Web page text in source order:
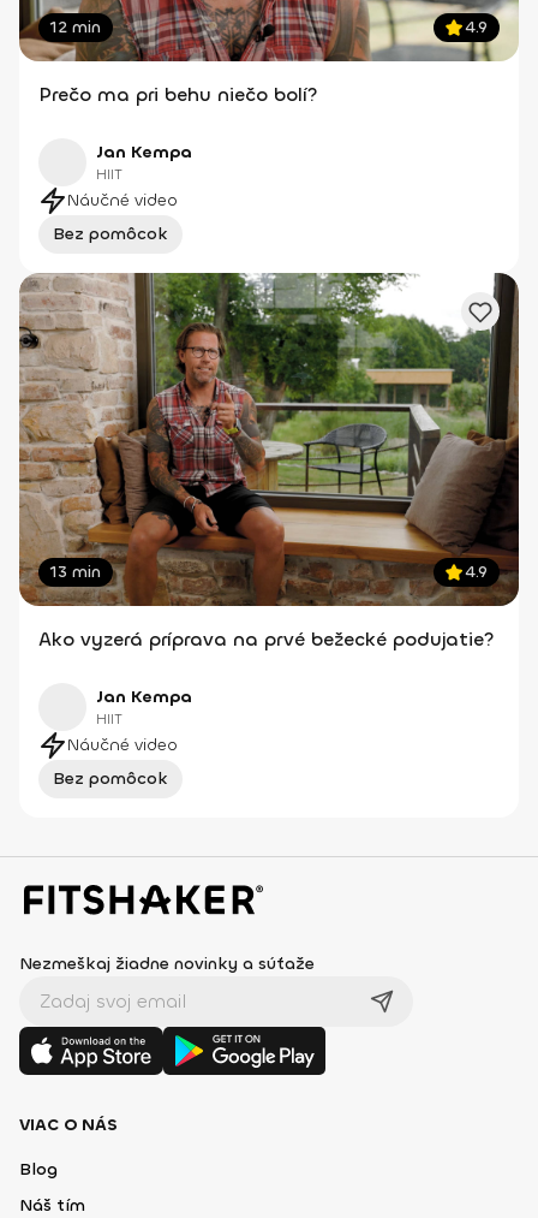
12 min 4.9
Prečo ma pri behu niečo bolí?
Jan Kempa
HIIT
Náučné video
Bez pomôcok
13 min 4.9
Ako vyzerá príprava na prvé bežecké podujatie?
Jan Kempa
HIIT
Náučné video
Bez pomôcok
Nezmeškaj žiadne novinky a súťaže
VIAC O NÁS
Blog
Náš tím